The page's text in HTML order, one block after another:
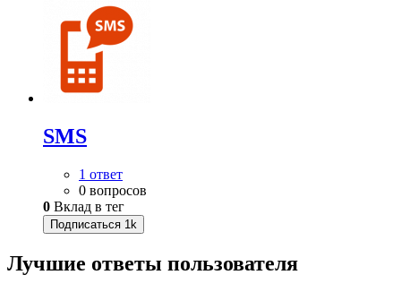
SMS
1 ответ
0 вопросов
0 Вклад в тег
Подписаться 1k
Лучшие ответы пользователя